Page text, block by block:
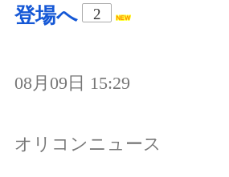
登場へ
2
08月09日 15:29
オリコンニュース